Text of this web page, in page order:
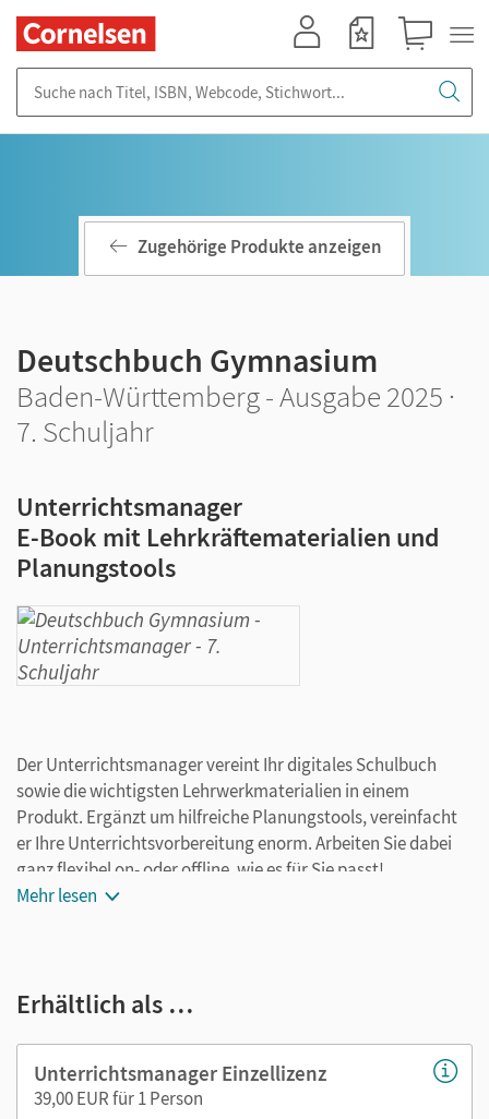
Zugehörige Produkte anzeigen
Deutschbuch Gymnasium
Baden-Württemberg - Ausgabe 2025 ·
7. Schuljahr
Unterrichtsmanager
E-Book mit Lehrkräftematerialien und
Planungstools
Der Unterrichtsmanager vereint Ihr digitales Schulbuch
sowie die wichtigsten Lehrwerkmaterialien in einem
Produkt. Ergänzt um hilfreiche Planungstools, vereinfacht
er Ihre Unterrichtsvorbereitung enorm. Arbeiten Sie dabei
ganz flexibel on- oder offline, wie es für Sie passt!
Ihr Unterrichtsmanager enthält:
methodisch-didaktische Erläuterungen
Kopiervorlagen mit Lösungen und Hilfe-Karten und
Aufgaben zum Weiterarbeiten für "Profis" und
Mehr lesen
Erhältlich als …
Unterrichtsmanager Einzellizenz
39,00 EUR für 1 Person